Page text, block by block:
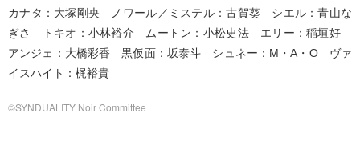
カナタ：大塚剛央 ノワール／ミステル：古賀葵 シエル：青山な
ぎさ トキオ：小林裕介 ムートン：小松史法 エリー：稲垣好
アンジェ：大橋彩香 黒仮面：坂泰斗 シュネー：M・A・O ヴァ
イスハイト：梶裕貴
©SYNDUALITY Noir Committee